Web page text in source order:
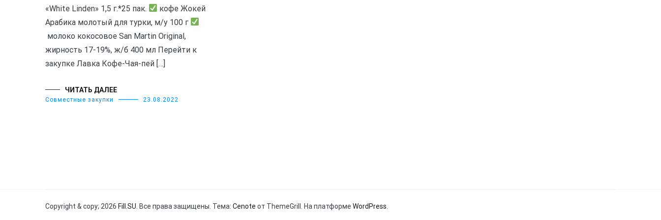
«White Linden» 1,5 г.*25 пак.
кофе Жокей
Арабика молотый для турки, м/у 100 г
молоко кокосовое San Martin Original,
жирность 17-19%, ж/б 400 мл Перейти к
закупке Лавка Кофе-Чая-пей […]
ЧИТАТЬ ДАЛЕЕ
Совместные закупки 23.08.2022
Copyright & copy; 2026 Fill.SU . Все права защищены. Тема: Cenote от ThemeGrill. На платформе WordPress